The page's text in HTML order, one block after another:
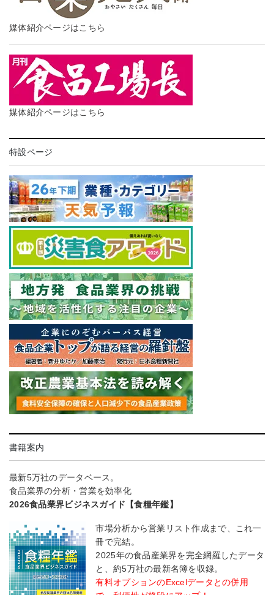
媒体紹介ページはこちら
媒体紹介ページはこちら
特設ページ
書籍案内
最新5万社のデータベース。
食品業界の分析・営業を効率化
2026食品業界ビジネスガイド【食糧年鑑】
市場分析から営業リスト作成まで、これ一
冊で完結。
2025年の食品産業界を完全網羅したデータ
と、約5万社の最新名簿を収録。
有料オプションのExcelデータとの併用